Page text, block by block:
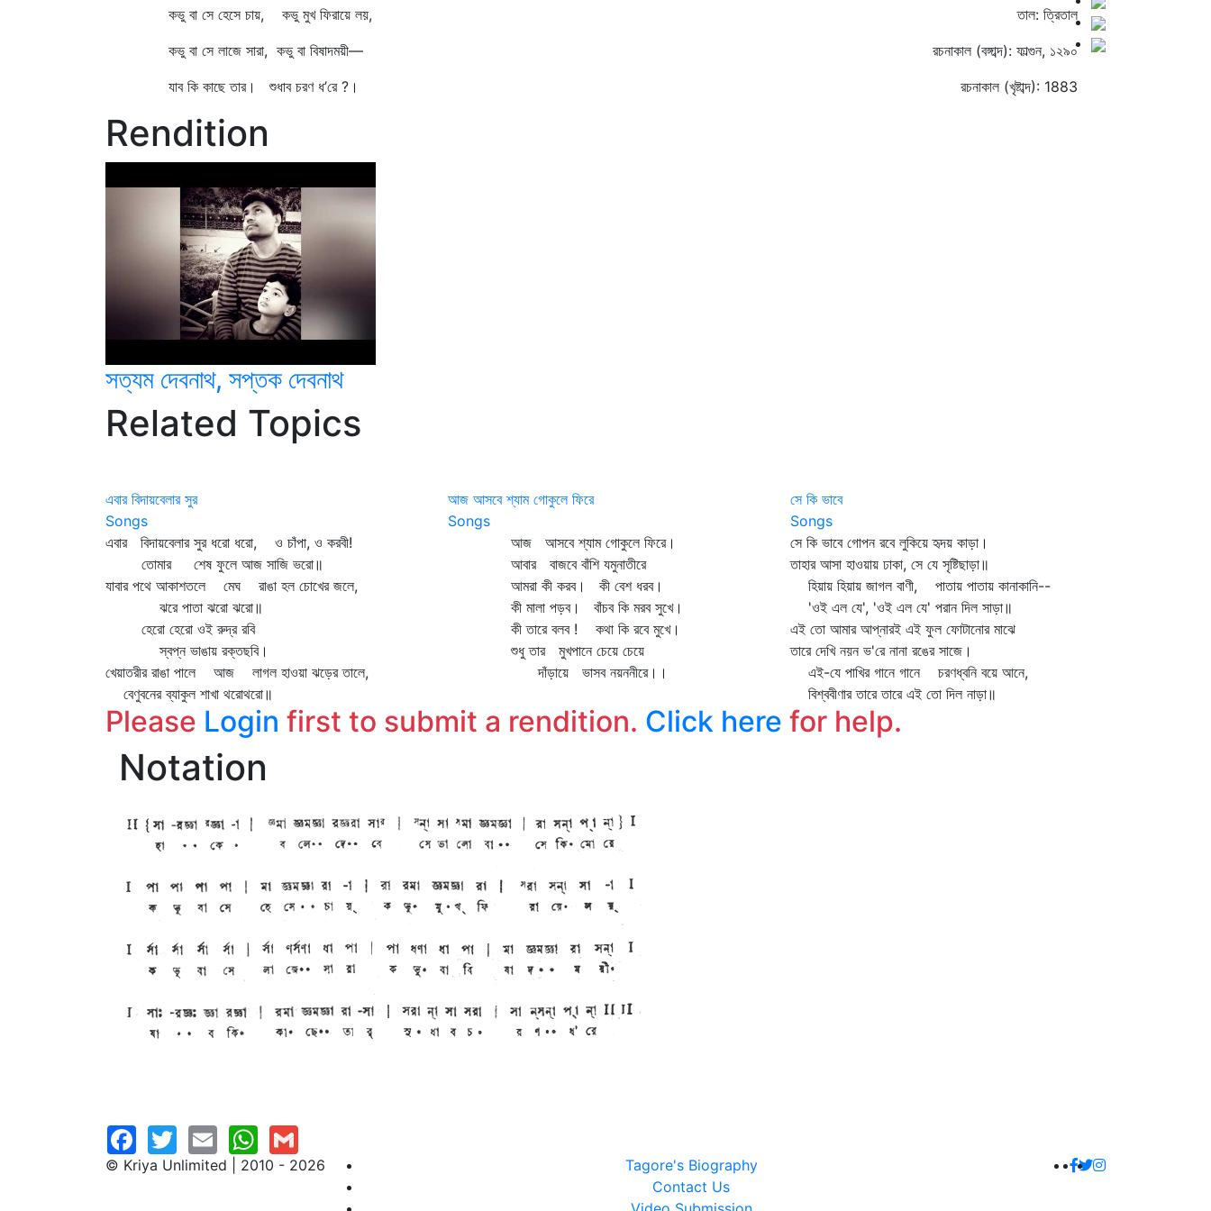
কভু বা সে হেসে চায়, কভু মুখ ফিরায়ে লয়,
কভু বা সে লাজে সারা, কভু বা বিষাদময়ী—
যাব কি কাছে তার। শুধাব চরণ ধ’রে ?।
তাল: ত্রিতাল
রচনাকাল (বঙ্গাব্দ): ফাল্গুন, ১২৯০
রচনাকাল (খৃষ্টাব্দ): 1883
Rendition
সত্যম দেবনাথ, সপ্তক দেবনাথ
Related Topics
এবার বিদায়বেলার সুর
Songs
এবার বিদায়বেলার সুর ধরো ধরো, ও চাঁপা, ও করবী!
তোমার শেষ ফুলে আজ সাজি ভরো॥
যাবার পথে আকাশতলে মেঘ রাঙা হল চোখের জলে,
ঝরে পাতা ঝরো ঝরো॥
হেরো হেরো ওই রুদ্র রবি
স্বপ্ন ভাঙায় রক্তছবি।
খেয়াতরীর রাঙা পালে আজ লাগল হাওয়া ঝড়ের তালে,
বেণুবনের ব্যাকুল শাখা থরোথরো॥
আজ আসবে শ্যাম গোকুলে ফিরে
Songs
আজ আসবে শ্যাম গোকুলে ফিরে।
আবার বাজবে বাঁশি যমুনাতীরে
আমরা কী করব। কী বেশ ধরব।
কী মালা পড়ব। বাঁচব কি মরব সুখে।
কী তারে বলব ! কথা কি রবে মুখে।
শুধু তার মুখপানে চেয়ে চেয়ে
দাঁড়ায়ে ভাসব নয়ননীরে।।
সে কি ভাবে
Songs
সে কি ভাবে গোপন রবে লুকিয়ে হৃদয় কাড়া।
তাহার আসা হাওয়ায় ঢাকা, সে যে সৃষ্টিছাড়া॥
হিয়ায় হিয়ায় জাগল বাণী, পাতায় পাতায় কানাকানি--
'ওই এল যে', 'ওই এল যে' পরান দিল সাড়া॥
এই তো আমার আপ্‌নারই এই ফুল ফোটানোর মাঝে
তারে দেখি নয়ন ভ'রে নানা রঙের সাজে।
এই-যে পাখির গানে গানে চরণধ্বনি বয়ে আনে,
বিশ্ববীণার তারে তারে এই তো দিল নাড়া॥
Please Login first to submit a rendition. Click here for help.
Notation
© Kriya Unlimited | 2010 - 2026
Tagore's Biography
Contact Us